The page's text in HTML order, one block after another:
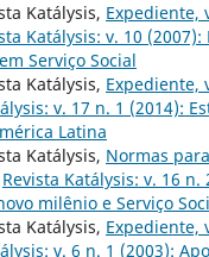
Katálysis, Expediente,
Katálysis: v. 10
Serviço Social
Katálysis, Expediente,
v. 17 n. 1 (2014):
Latina
Katálysis, Normas
Revista Katálysis: v. 16 n.
milênio e Serviço
Katálysis, Expediente,
v. 6 n. 1 (2003):